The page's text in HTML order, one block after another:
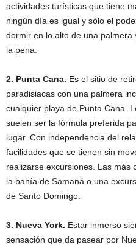
actividades turísticas que tiene
ningún día es igual y sólo el
dormir en lo alto de una
la pena.
2. Punta Cana. Es el sitio de
paradisiacas con una palmera
cualquier playa de Punta Cana.
suelen ser la fórmula preferida
lugar. Con independencia del
facilidades que se tienen sin
realizarse excursiones. Las más
la bahía de Samaná o una
de Santo Domingo.
3. Nueva York. Estar inmerso
sensación que da pasear por